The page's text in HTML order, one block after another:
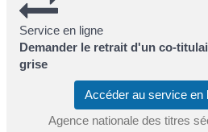
Service en ligne
Demander le retrait d'un co-
grise
Accéder au service en
Agence nationale des titres